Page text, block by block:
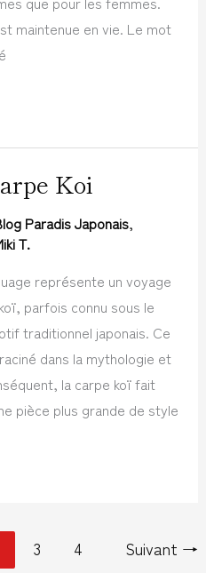
maintenue en vie. Le mot
Koi
Paradis Japonais,
T.
représente un voyage
parfois connu sous le
traditionnel japonais. Ce
dans la mythologie et
la carpe koï fait
pièce plus grande de style
3 4 Suivant →